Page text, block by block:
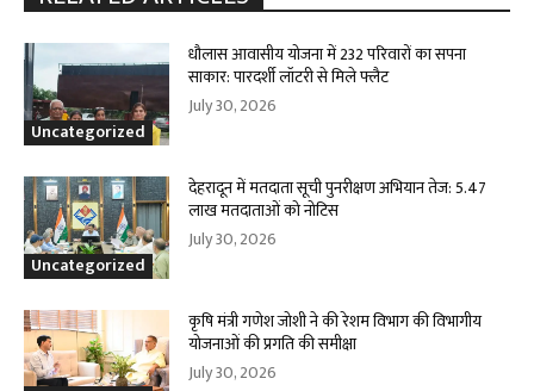
Uncategorized
धौलास आवासीय योजना में 232 परिवारों का सपना
साकार: पारदर्शी लॉटरी से मिले फ्लैट
July 30, 2026
Uncategorized
देहरादून में मतदाता सूची पुनरीक्षण अभियान तेज: 5.47
लाख मतदाताओं को नोटिस
July 30, 2026
कृषि मंत्री गणेश जोशी ने की रेशम विभाग की विभागीय
योजनाओं की प्रगति की समीक्षा
July 30, 2026